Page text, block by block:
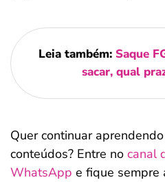
Leia também: Saque
sacar, qual
Quer continuar
conteúdos? Entre no canal
WhatsApp e fique sempre